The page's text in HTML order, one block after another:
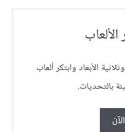
الأبعاد وابتكر ألعاب
بالتحديات.